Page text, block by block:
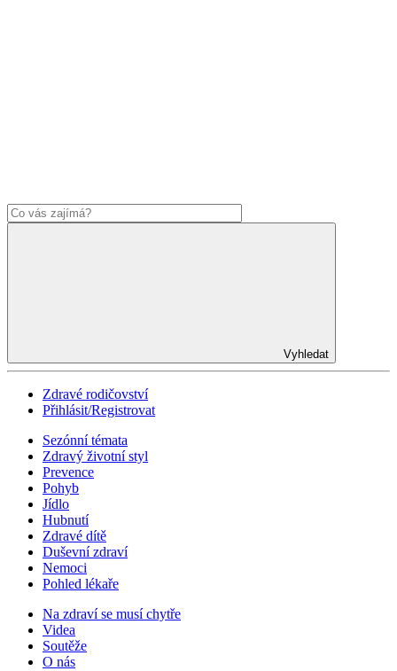
Vyhledat
Zdravé rodičovství
Přihlásit/Registrovat
Sezónní témata
Zdravý životní styl
Prevence
Pohyb
Jídlo
Hubnutí
Zdravé dítě
Duševní zdraví
Nemoci
Pohled lékaře
Na zdraví se musí chytře
Videa
Soutěže
O nás